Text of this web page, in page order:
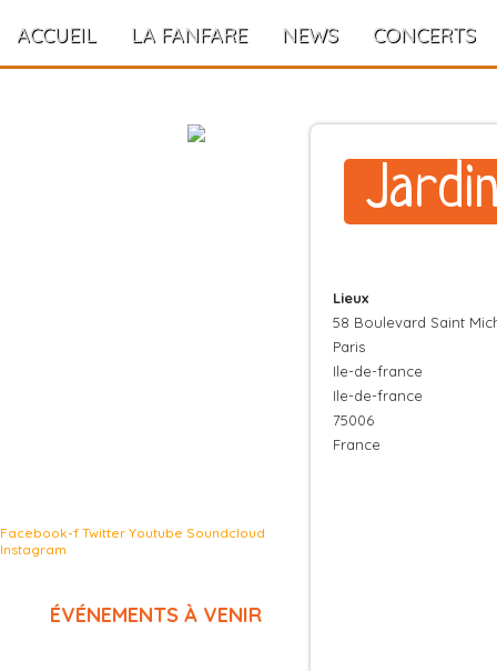
ACCUEIL LA FANFARE NEWS CONCERTS
Facebook-f Twitter Youtube Soundcloud
Instagram
ÉVÉNEMENTS À VENIR
Lieux
58 Boulevard Saint
Paris
Ile-de-france
Ile-de-france
75006
France